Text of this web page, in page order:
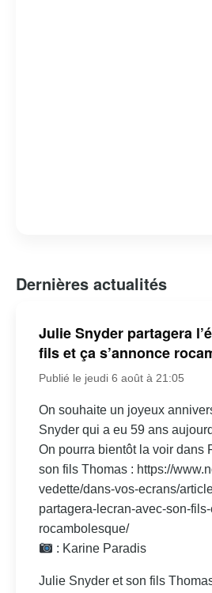
Dernières actualités
Julie Snyder partagera
fils et ça s’annonce
Publié le jeudi 6 août à 21:05
On souhaite un joyeux
Snyder qui a eu 59 ans
On pourra bientôt la voir dans
son fils Thomas : https://
vedette/dans-vos-ecrans/
partagera-lecran-avec-son-
rocambolesque/
: Karine Paradis
Julie Snyder et son fils